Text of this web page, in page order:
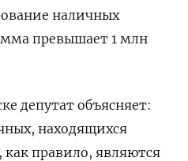
наличных
превышает 1 млн
депутат объясняет:
находящихся
правило, являются